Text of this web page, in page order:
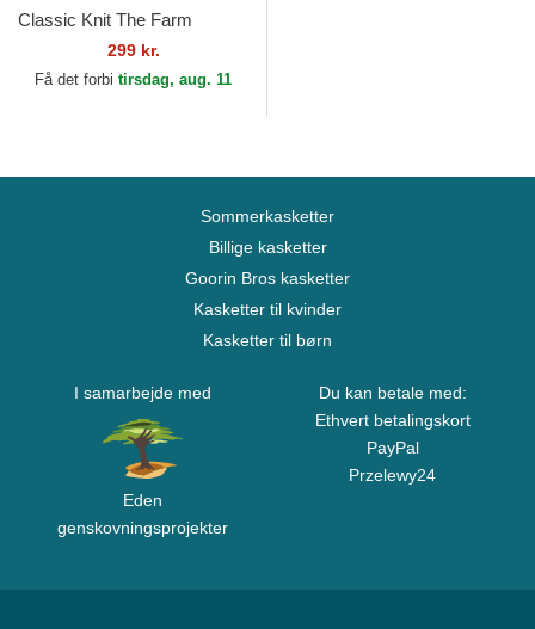
Classic Knit The Farm
Goorin Bros.299 kr.
Få det forbi tirsdag, aug. 11
Sommerkasketter
Billige kasketter
Goorin Bros kasketter
Kasketter til kvinder
Kasketter til børn
I samarbejde med
Eden
genskovningsprojekter
Du kan betale med:
Ethvert betalingskort
PayPal
Przelewy24